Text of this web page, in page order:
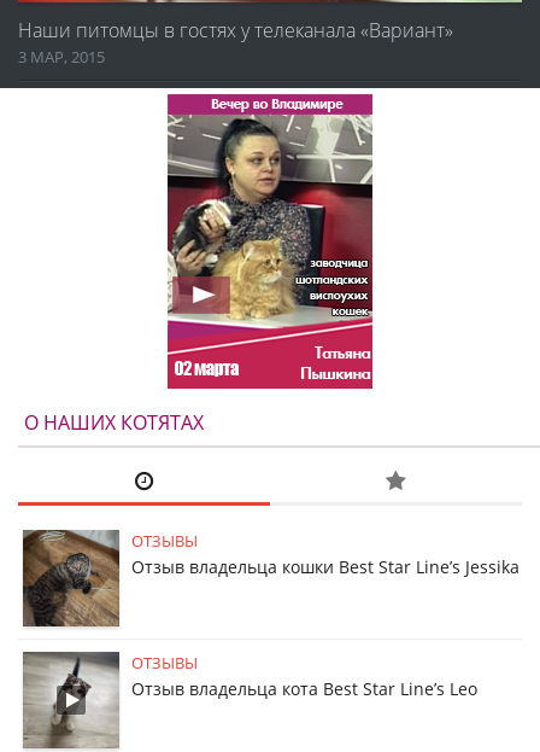
Наши питомцы в гостях у телеканала «Вариант»
3 МАР, 2015
О НАШИХ КОТЯТАХ
ОТЗЫВЫ
Отзыв владельца кошки Best Star Line’s Jessika
ОТЗЫВЫ
Отзыв владельца кота Best Star Line’s Leo